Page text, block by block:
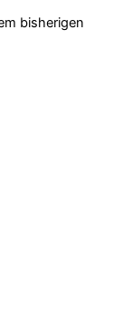
bisherigen